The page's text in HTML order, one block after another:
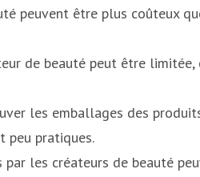
peuvent être plus coûteux
de beauté peut être limitée,
les emballages des
peu pratiques.
les créateurs de beauté